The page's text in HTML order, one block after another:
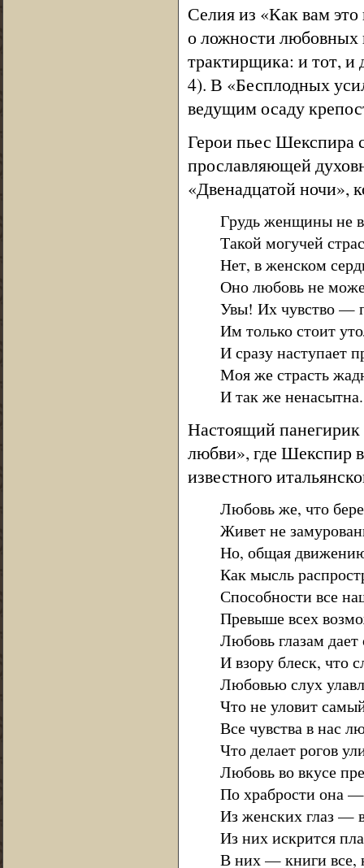
Селия из «Как вам это
о ложности любовных
трактирщика: и тот, и
4). В «Бесплодных
ведущим осаду
Герои пьес Шекспира
прославляющей
«Двенадцатой ночи»,
Грудь женщины не
Такой могучей
Нет, в женском
Оно любовь не
Увы! Их чувство —
Им только стоит
И сразу наступает
Моя же страсть
И так же
Настоящий
любви», где Шекспир
известного
Любовь же, что
Живет не
Но, общая
Как мысль
Способности все
Превыше всех
Любовь глазам дает
И взору блеск, что
Любовью слух
Что не уловит
Все чувства в нас
Что делает рогов
Любовь во вкусе
По храбрости она —
Из женских глаз —
Из них искрится
В них — книги все,